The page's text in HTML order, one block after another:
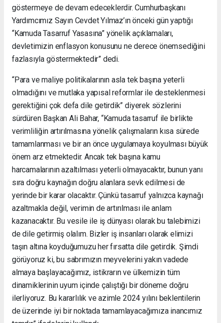
göstermeye de devam edeceklerdir. Cumhurbaşkanı
Yardımcımız Sayın Cevdet Yılmaz’ın önceki gün yaptığı
“Kamuda Tasarruf Yasasına” yönelik açıklamaları,
devletimizin enflasyon konusunu ne derece önemsediğini
fazlasıyla göstermektedir” dedi.
“Para ve maliye politikalarının asla tek başına yeterli
olmadığını ve mutlaka yapısal reformlar ile desteklenmesi
gerektiğini çok defa dile getirdik” diyerek sözlerini
sürdüren Başkan Ali Bahar, “Kamuda tasarruf ile birlikte
verimliliğin artırılmasına yönelik çalışmaların kısa sürede
tamamlanması ve bir an önce uygulamaya koyulması büyük
önem arz etmektedir. Ancak tek başına kamu
harcamalarının azaltılması yeterli olmayacaktır, bunun yanı
sıra doğru kaynağın doğru alanlara sevk edilmesi de
yerinde bir karar olacaktır. Çünkü tasarruf yalnızca kaynağı
azaltmakla değil, verimin de artırılması ile anlam
kazanacaktır. Bu vesile ile iş dünyası olarak bu talebimizi
de dile getirmiş olalım. Bizler iş insanları olarak elimizi
taşın altına koyduğumuzu her fırsatta dile getirdik. Şimdi
görüyoruz ki, bu sabrımızın meyvelerini yakın vadede
almaya başlayacağımız, istikrarın ve ülkemizin tüm
dinamiklerinin uyum içinde çalıştığı bir döneme doğru
ilerliyoruz. Bu kararlılık ve azimle 2024 yılını beklentilerin
de üzerinde iyi bir noktada tamamlayacağımıza inancımız